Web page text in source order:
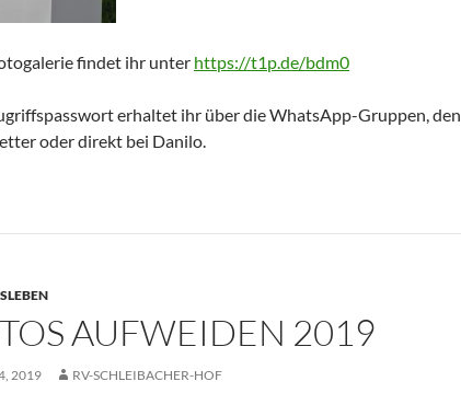
findet ihr unter https://t1p.de/bdm0
erhaltet ihr über die WhatsApp-Gruppen, den
oder direkt bei Danilo.
AUFWEIDEN 2019
2019 RV-SCHLEIBACHER-HOF